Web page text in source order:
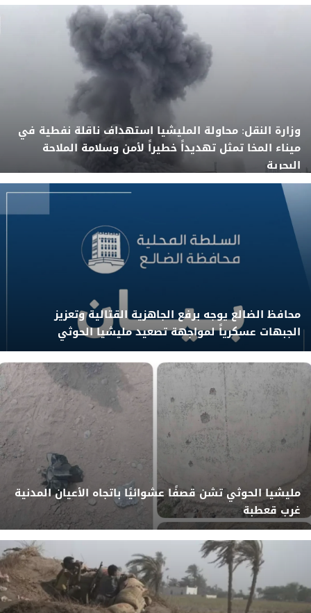
وزارة النقل: محاولة المليشيا استهداف ناقلة نفطية في
ميناء المخا تمثل تهديداً خطيراً لأمن وسلامة الملاحة
البحرية
محافظ الضالع يوجه برفع الجاهزية القتالية وتعزيز
الجبهات عسكرياً لمواجهة تصعيد مليشيا الحوثي
مليشيا الحوثي تشن قصفًا عشوائيًا باتجاه الأعيان المدنية
غرب قعطبة